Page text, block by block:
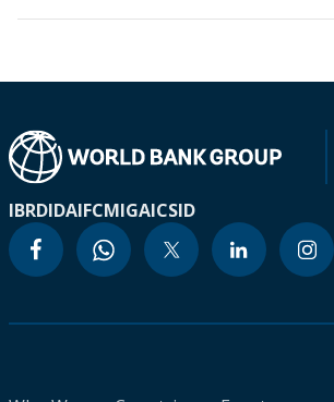
IBRDIDAIFCMIGAICSID